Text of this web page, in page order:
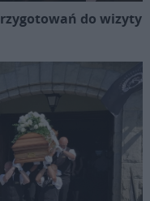
do wizyty